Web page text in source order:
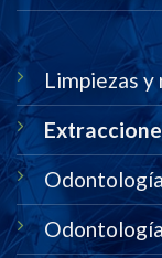
Limpiezas